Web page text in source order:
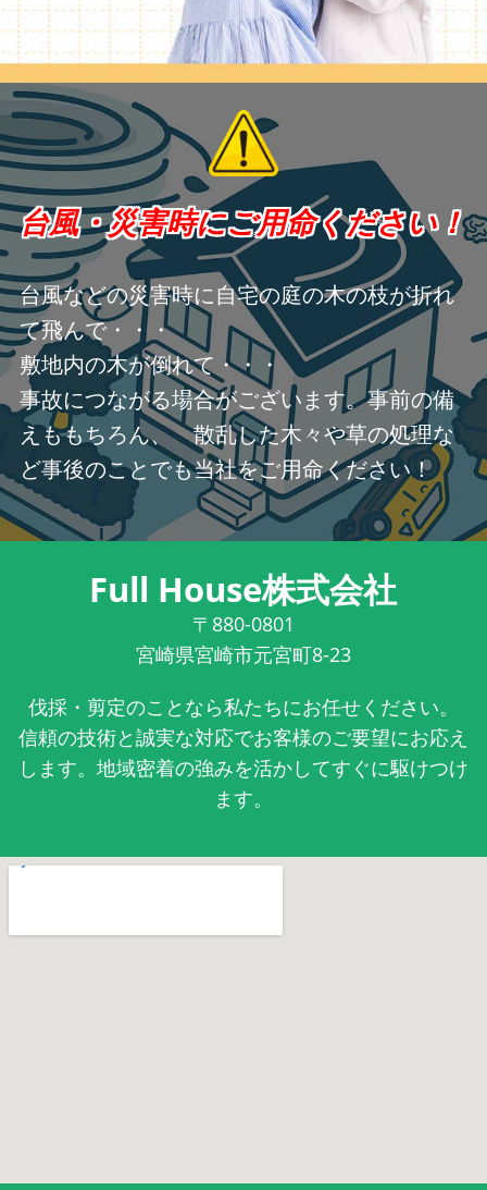
台風・災害時にご用命ください！
台風などの災害時に自宅の庭の木の枝が折れ
て飛んで・・・
敷地内の木が倒れて・・・
事故につながる場合がございます。事前の備
えももちろん、 散乱した木々や草の処理な
ど事後のことでも当社をご用命ください！
Full House株式会社
〒880-0801
宮崎県宮崎市元宮町8-23
伐採・剪定のことなら私たちにお任せください。
信頼の技術と誠実な対応でお客様のご要望にお応え
します。地域密着の強みを活かしてすぐに駆けつけ
ます。